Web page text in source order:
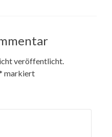
veröffentlicht.
markiert